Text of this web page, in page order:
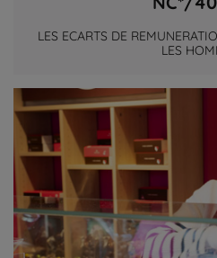
LES ECARTS DE
LES